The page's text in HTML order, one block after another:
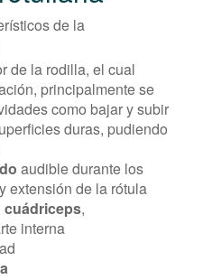
de la
de la rodilla, el cual
principalmente se
como bajar y subir
duras, pudiendo
audible durante los
extensión de la rótula
cuádriceps,
interna